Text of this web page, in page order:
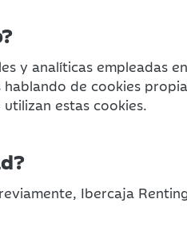
y analíticas empleadas
de cookies
estas cookies.
Ibercaja